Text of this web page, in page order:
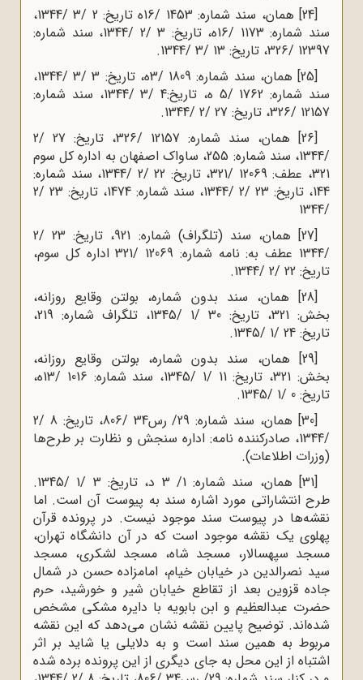
[24]
همان، سند شماره: 1453 /16ه‌ تاریخ: 2 /3 /1344،
سند شماره: 1173 /16ه‌، تاریخ: 3 /2 /1344، سند شماره:
12397 /326، تاریخ: 13 /3 /1344.
[25]
همان، سند شماره: 1809 /3ه‌، تاریخ: 3 /3 /1344،
سند شماره: 1762 /5 ه‌، تاریخ:4 /3 /1344، سند شماره:
12157 /326، تاریخ: 27 /2 /1344.
[26]
همان، سند شماره: 12157 /326، تاریخ: 27 /2
/1344، سند شماره: 255، ساواک اصفهان به اداره کل سوم
321، عطف: 12069 /321، تاریخ: 22 /2 /1344، سند شماره:
144، تاریخ: 23 /2 /1344، سند شماره: 1474، تاریخ: 23 /2
/1344
[27]
همان، سند (تلگراف) شماره: 921، تاریخ: 23 /2
/1344 عطف به: نامه شماره: 12069 /321 اداره کل سوم،
تاریخ: 22 /2 /1344.
[28]
همان، سند بدون شماره، بولتن وقایع روزانه،
بخش: 321، تاریخ: 30 /1 /1345، تلگراف شماره: 219،
تاریخ: 24 /1 /1345.
[29]
همان، سند بدون شماره، بولتن وقایع روزانه،
بخش: 321، تاریخ: 11 /1 /1345، سند شماره: 1016 /13ه‌،
تاریخ: 0 /1 /1345.
[30]
همان، سند شماره: 29/ رس34 /806، تاریخ: 8 /2
/1344، صادرکننده نامه: اداره سنجش و نظارت بر طرح‌ها
(وزرات اطلاعات).
[31]
همان، سند شماره: 1/ 3 د، تاریخ: 3 /1 /1345.
طرح انتشاراتی مورد اشاره سند به پیوست آن است. اما
نقشه‌ها در پیوست سند موجود نیست. در پرونده قرآن
پهلوی یک نقشه موجود است که در آن دانشگاه تهران،
مسجد سپهسالار، مسجد شاه، مسجد لشکری، مسجد
سید نصرالدین در خیابان خیام، امامزاده حسن در شمال
جاده قزوین بعد از تقاطع خیابان شیر و خورشید، حرم
حضرت عبدالعظیم و ابن بابویه با دایره مشکی مشخص
شده‌اند. توضیح پایین نقشه نشان می‌دهد که این نقشه
مربوط به همین سند است و به دلایلی یا شاید بر اثر
اشتباه از این محل به جای دیگری از این پرونده برده شده